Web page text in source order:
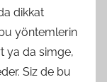
dikkat
yöntemlerin
ya da simge,
Siz de bu